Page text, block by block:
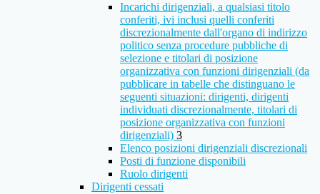
Incarichi dirigenziali, a qualsiasi titolo
conferiti, ivi inclusi quelli conferiti
discrezionalmente dall'organo di indirizzo
politico senza procedure pubbliche di
selezione e titolari di posizione
organizzativa con funzioni dirigenziali (da
pubblicare in tabelle che distinguano le
seguenti situazioni: dirigenti, dirigenti
individuati discrezionalmente, titolari di
posizione organizzativa con funzioni
dirigenziali) 3
Elenco posizioni dirigenziali discrezionali
Posti di funzione disponibili
Ruolo dirigenti
Dirigenti cessati